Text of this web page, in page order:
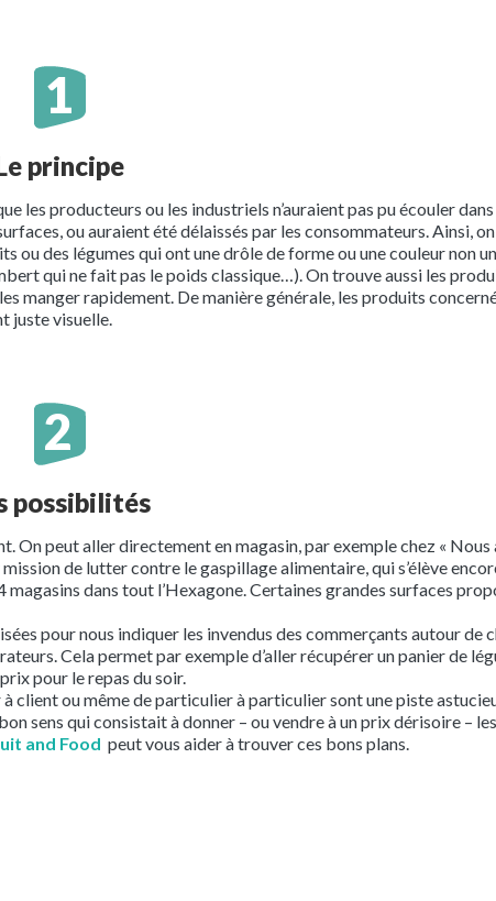
principe
les producteurs ou les industriels n’auraient pas pu écouler
ou auraient été délaissés par les consommateurs. Ainsi,
ou des légumes qui ont une drôle de forme ou une couleur non
qui ne fait pas le poids classique…). On trouve aussi les
manger rapidement. De manière générale, les produits
juste visuelle.
possibilités
peut aller directement en magasin, par exemple chez « Nous
de lutter contre le gaspillage alimentaire, qui s’élève
dans tout l’Hexagone. Certaines grandes surfaces
pour nous indiquer les invendus des commerçants autour de
Cela permet par exemple d’aller récupérer un panier de
pour le repas du soir.
client ou même de particulier à particulier sont une piste
sens qui consistait à donner – ou vendre à un prix dérisoire –
and Food peut vous aider à trouver ces bons plans.